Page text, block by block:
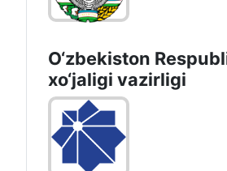
O‘zbekiston
хo‘jaligi vazirligi